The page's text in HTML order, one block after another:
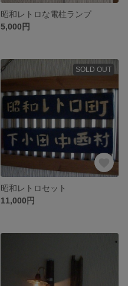
昭和レトロな電柱ランプ
5,000円
SOLD OUT
昭和レトロセット
11,000円